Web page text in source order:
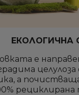
ЕКОЛОГИЧНА
е
целулоза
а
рециклирана